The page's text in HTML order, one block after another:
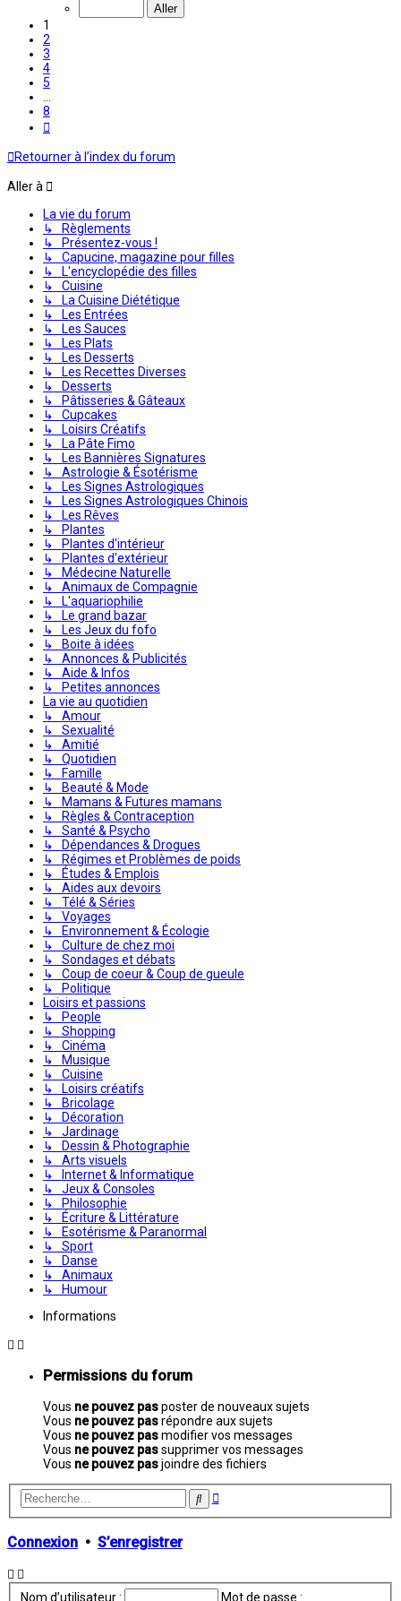
1
2
3
4
5
8
Retourner à l’index du forum
Aller à
La vie du forum
↳ Règlements
↳ Présentez-vous !
↳ Capucine, magazine pour filles
↳ L'encyclopédie des filles
↳ Cuisine
↳ La Cuisine Diététique
↳ Les Entrées
↳ Les Sauces
↳ Les Plats
↳ Les Desserts
↳ Les Recettes Diverses
↳ Desserts
↳ Pâtisseries & Gâteaux
↳ Cupcakes
↳ Loisirs Créatifs
↳ La Pâte Fimo
↳ Les Bannières Signatures
↳ Astrologie & Ésotérisme
↳ Les Signes Astrologiques
↳ Les Signes Astrologiques Chinois
↳ Les Rêves
↳ Plantes
↳ Plantes d'intérieur
↳ Plantes d'extérieur
↳ Médecine Naturelle
↳ Animaux de Compagnie
↳ L'aquariophilie
↳ Le grand bazar
↳ Les Jeux du fofo
↳ Boite à idées
↳ Annonces & Publicités
↳ Aide & Infos
↳ Petites annonces
La vie au quotidien
↳ Amour
↳ Sexualité
↳ Amitié
↳ Quotidien
↳ Famille
↳ Beauté & Mode
↳ Mamans & Futures mamans
↳ Règles & Contraception
↳ Santé & Psycho
↳ Dépendances & Drogues
↳ Régimes et Problèmes de poids
↳ Études & Emplois
↳ Aides aux devoirs
↳ Télé & Séries
↳ Voyages
↳ Environnement & Écologie
↳ Culture de chez moi
↳ Sondages et débats
↳ Coup de coeur & Coup de gueule
↳ Politique
Loisirs et passions
↳ People
↳ Shopping
↳ Cinéma
↳ Musique
↳ Cuisine
↳ Loisirs créatifs
↳ Bricolage
↳ Décoration
↳ Jardinage
↳ Dessin & Photographie
↳ Arts visuels
↳ Internet & Informatique
↳ Jeux & Consoles
↳ Philosophie
↳ Écriture & Littérature
↳ Esotérisme & Paranormal
↳ Sport
↳ Danse
↳ Animaux
↳ Humour
Informations
Permissions du forum
Vous ne pouvez pasposter de nouveaux sujets
Vous ne pouvez pasrépondre aux sujets
Vous ne pouvez pasmodifier vos messages
Vous ne pouvez passupprimer vos messages
Vous ne pouvez pasjoindre des fichiers
Rechercher
Recherche
Connexion • S’enregistrer
Nom d’utilisateur : Mot de passe :